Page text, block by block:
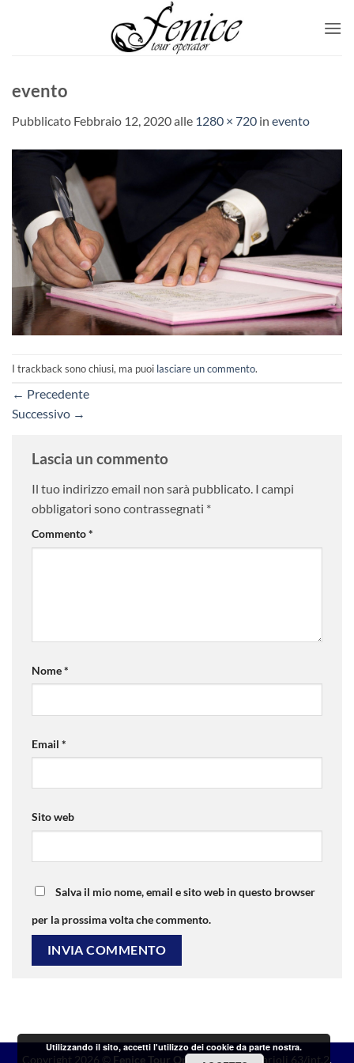
evento
Pubblicato Febbraio 12, 2020alle 1280 × 720 in evento
I trackback sono chiusi, ma puoi lasciare un commento.
← Precedente
Successivo →
Lascia un commento
Il tuo indirizzo email non sarà pubblicato. I campi
obbligatori sono contrassegnati *
Commento*
Nome*
Email *
Sito web
Salva il mio nome, email e sito web in questo browser
per la prossima volta che commento.
Copyright 2026 © Fenice Tour Operator- Viale Parioli 63/int.2,
Utilizzando il sito, accetti l'utilizzo dei cookie da parte nostra.